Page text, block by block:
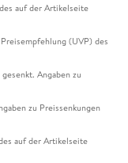
auf der Artikelseite
(UVP) des
Angaben zu
zu Preissenkungen
auf der Artikelseite